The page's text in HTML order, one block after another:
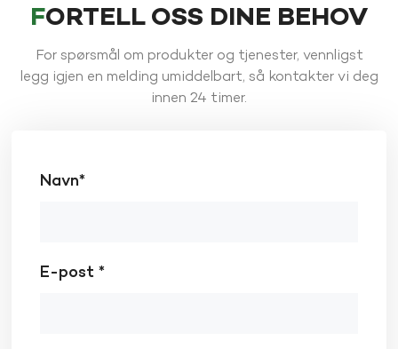
FORTELL OSS DINE BEHOV
For spørsmål om produkter og tjenester, vennligst
legg igjen en melding umiddelbart, så kontakter vi deg
innen 24 timer.
Navn*
E-post *